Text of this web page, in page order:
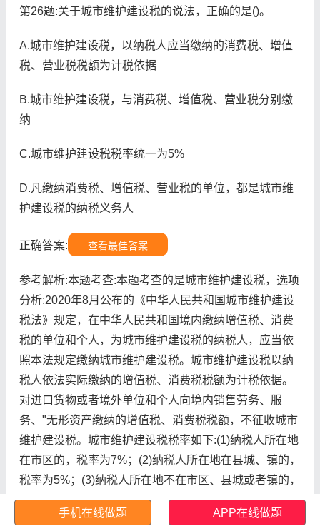
第26题:关于城市维护建设税的说法，正确的是()。
A.城市维护建设税，以纳税人应当缴纳的消费税、增值
税、营业税税额为计税依据
B.城市维护建设税，与消费税、增值税、营业税分别缴
纳
C.城市维护建设税税率统一为5%
D.凡缴纳消费税、增值税、营业税的单位，都是城市维
护建设税的纳税义务人
正确答案: 查看最佳答案
参考解析:本题考查:本题考查的是城市维护建设税，选项
分析:2020年8月公布的《中华人民共和国城市维护建设
税法》规定，在中华人民共和国境内缴纳增值税、消费
税的单位和个人，为城市维护建设税的纳税人，应当依
照本法规定缴纳城市维护建设税。城市维护建设税以纳
税人依法实际缴纳的增值税、消费税税额为计税依据。
对进口货物或者境外单位和个人向境内销售劳务、服
务、"无形资产缴纳的增值税、消费税税额，不征收城市
维护建设税。城市维护建设税税率如下:(1)纳税人所在地
在市区的，税率为7%；(2)纳税人所在地在县城、镇的，
税率为5%；(3)纳税人所在地不在市区、县城或者镇的，
税率为1%。城市维护建设税的纳税义务发生时间与增值
税、消费税的纳税义务发生时间一致，分别与增值税、
手机在线做题 APP在线做题